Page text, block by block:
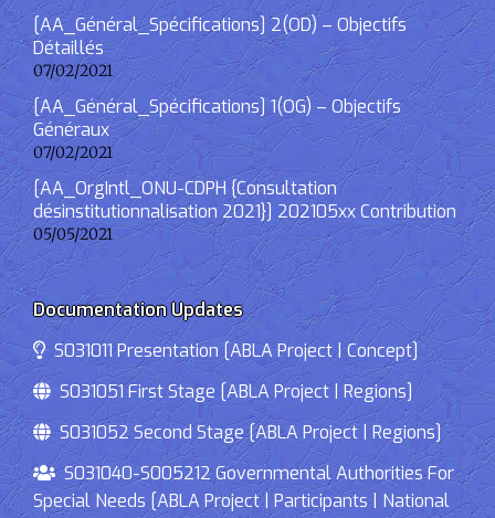
[AA_Général_Spécifications] 2(OD) – Objectifs
Détaillés
07/02/2021
[AA_Général_Spécifications] 1(OG) – Objectifs
Généraux
07/02/2021
[AA_OrgIntl_ONU-CDPH {Consultation
désinstitutionnalisation 2021}] 202105xx Contribution
05/05/2021
Documentation Updates
S031011 Presentation [ABLA Project | Concept]
S031051 First Stage [ABLA Project | Regions]
S031052 Second Stage [ABLA Project | Regions]
S031040-S005212 Governmental Authorities For
Special Needs [ABLA Project | Participants | National